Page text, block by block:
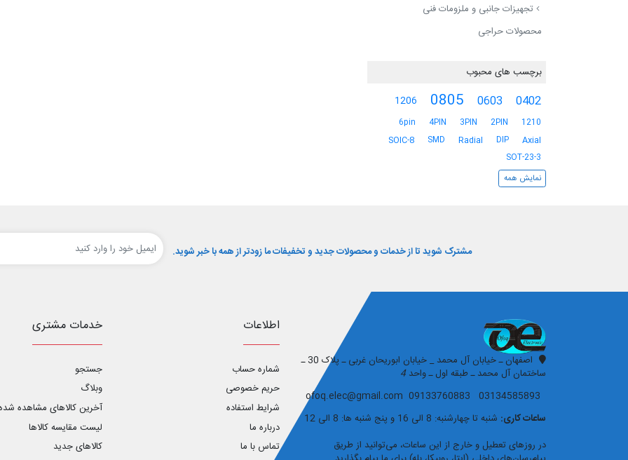
تجهیزات جانبی و ملزومات فنی
محصولات حراجی
برچسب های محبوب
0402
0603
0805
1206
1210
2PIN
3PIN
4PIN
6pin
Axial
DIP
Radial
SMD
SOIC-8
SOT-23-3
نمایش همه
مشترک شوید تا از خدمات و محصولات جدید و تخفیفات ما زودتر از همه با خبر شوید.
اصفهان ـ خیابان آل محمد _ خیابان ابوریحان غربی ـ پلاک 30 ـ
ساختمان آل محمد ـ طبقه اول ـ واحد4
ساعات کاری: شنبه تا چهارشنبه: 8 الی 16 و پنج شنبه ها: 8 الی 12
در روزهای تعطیل و خارج از این ساعات، می‌توانید از طریق
اطلاعات
شماره حساب
حریم خصوصی
شرایط استفاده
درباره ما
تماس با ما
خدمات مشتری
جستجو
وبلاگ
آخرین کالاهای مشاهده
لیست مقایسه کالاها
کالاهای جدید